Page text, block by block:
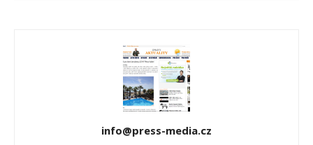
info@press-media.cz